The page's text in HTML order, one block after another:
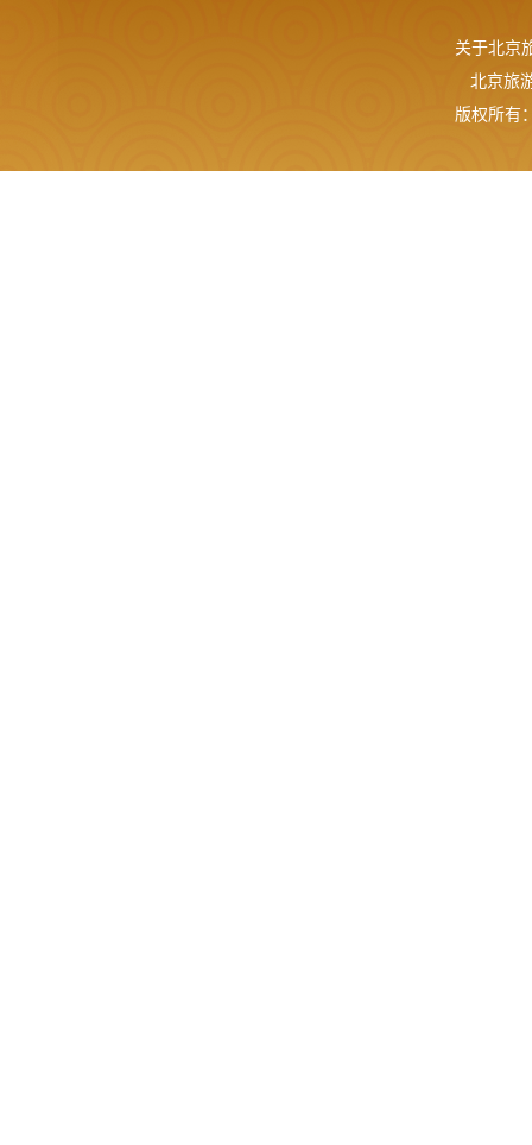
关于北京
北京旅
版权所有